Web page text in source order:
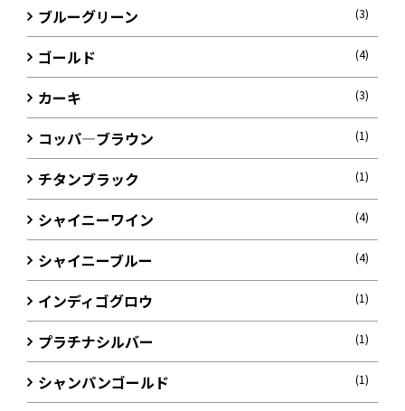
ブルーグリーン (3)
ゴールド (4)
カーキ (3)
コッパ―ブラウン (1)
チタンブラック (1)
シャイニーワイン (4)
シャイニーブルー (4)
インディゴグロウ (1)
プラチナシルバー (1)
シャンパンゴールド (1)